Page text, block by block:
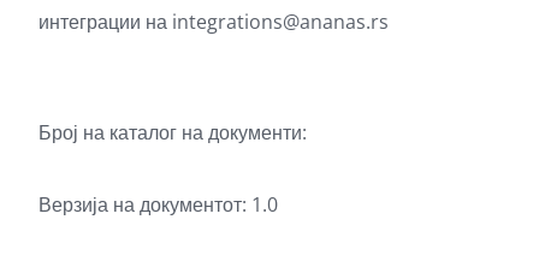
интеграции на integrations@ananas.rs
Број на каталог на документи:
Верзија на документот: 1.0